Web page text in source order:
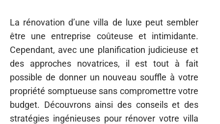
La rénovation d’une villa de luxe peut sembler
être une entreprise coûteuse et intimidante.
Cependant, avec une planification judicieuse et
des approches novatrices, il est tout à fait
possible de donner un nouveau souffle à votre
propriété somptueuse sans compromettre votre
budget. Découvrons ainsi des conseils et des
stratégies ingénieuses pour rénover votre villa